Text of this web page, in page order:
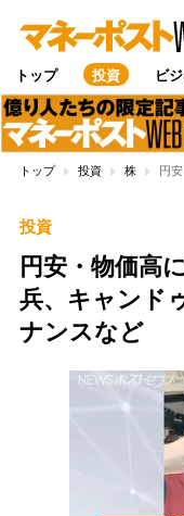
トップ 投資 ビ
トップ 投資 株 円
投資
円安・物価高
兵、キャンド
ナンスなど